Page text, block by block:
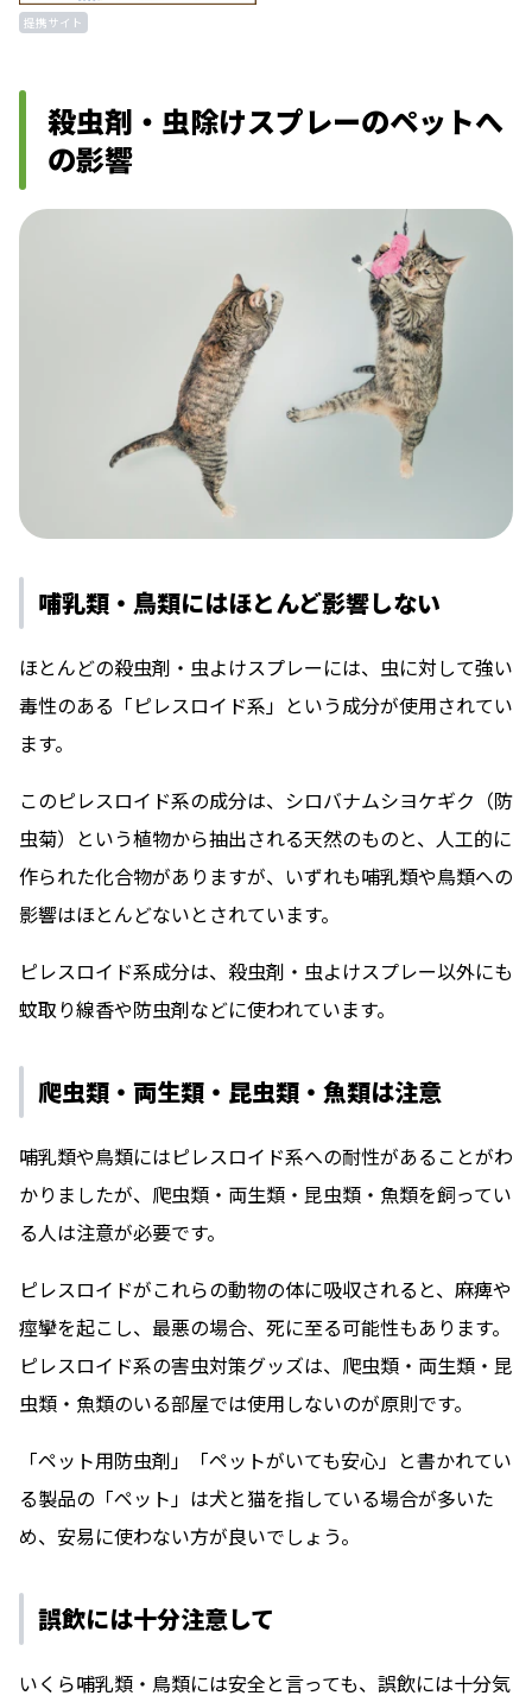
提携サイト
殺虫剤・虫除けスプレーのペットへ
の影響
哺乳類・鳥類にはほとんど影響しない
ほとんどの殺虫剤・虫よけスプレーには、虫に対して強い
毒性のある「ピレスロイド系」という成分が使用されてい
ます。
このピレスロイド系の成分は、シロバナムシヨケギク（防
虫菊）という植物から抽出される天然のものと、人工的に
作られた化合物がありますが、いずれも哺乳類や鳥類への
影響はほとんどないとされています。
ピレスロイド系成分は、殺虫剤・虫よけスプレー以外にも
蚊取り線香や防虫剤などに使われています。
爬虫類・両生類・昆虫類・魚類は注意
哺乳類や鳥類にはピレスロイド系への耐性があることがわ
かりましたが、爬虫類・両生類・昆虫類・魚類を飼ってい
る人は注意が必要です。
ピレスロイドがこれらの動物の体に吸収されると、麻痺や
痙攣を起こし、最悪の場合、死に至る可能性もあります。
ピレスロイド系の害虫対策グッズは、爬虫類・両生類・昆
虫類・魚類のいる部屋では使用しないのが原則です。
「ペット用防虫剤」「ペットがいても安心」と書かれてい
る製品の「ペット」は犬と猫を指している場合が多いた
め、安易に使わない方が良いでしょう。
誤飲には十分注意して
いくら哺乳類・鳥類には安全と言っても、誤飲には十分気